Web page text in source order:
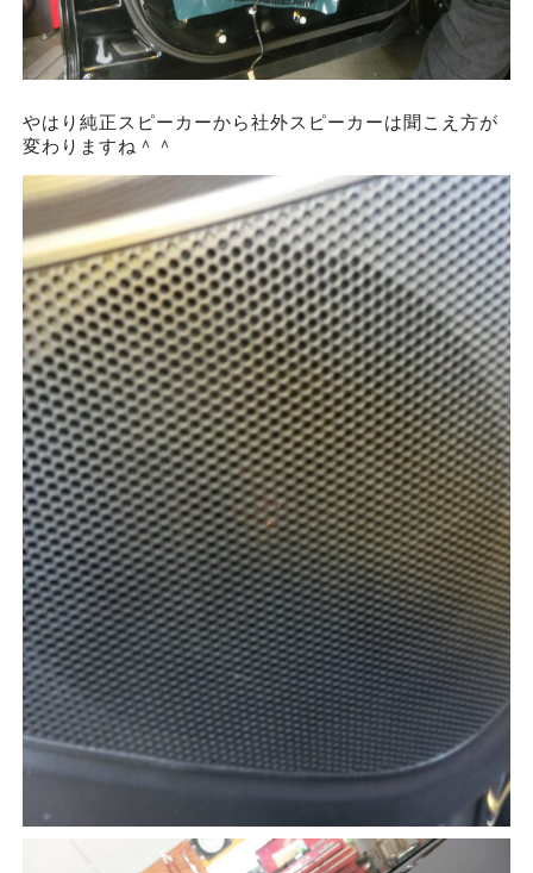
やはり純正スピーカーから社外スピーカーは聞こえ方が
変わりますね＾＾